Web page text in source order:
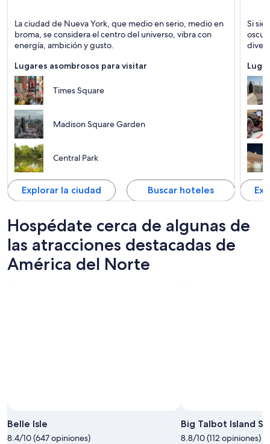
Entretenimiento, Teatros y Museos
La ciudad de Nueva York, que medio en serio, medio en
broma, se considera el centro del universo, vibra con
energía, ambición y gusto.
Lugares asombrosos para visitar
Times Square
Madison Square Garden
Central Park
Explorar la ciudad Buscar hoteles
Si
por la
Hospédate cerca de algunas de
las atracciones destacadas de
América del Norte
Belle Isle
8.4/10 (647 opiniones)
Big Talbot Island
8.8/10 (112 opiniones)